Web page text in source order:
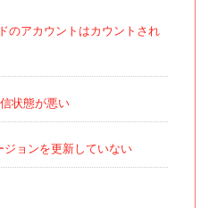
のアカウントはカウントされ
状態が悪い
ジョンを更新していない